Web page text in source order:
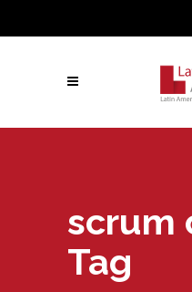
scrum
Tag